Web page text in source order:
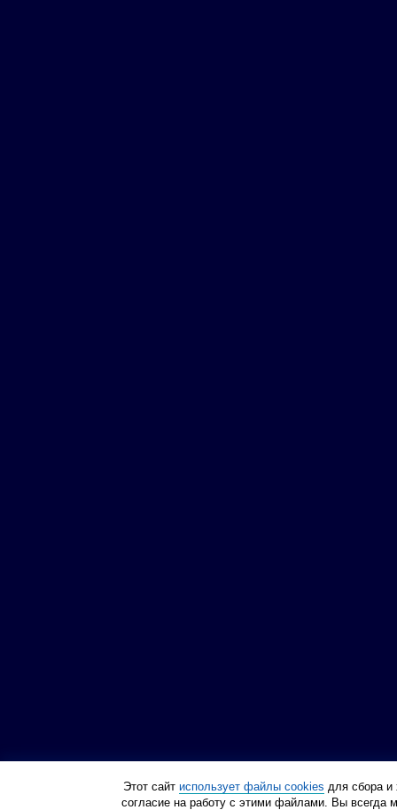
Этот сайт использует файлы cookies для сбора и
согласие на работу с этими файлами. Вы всегда